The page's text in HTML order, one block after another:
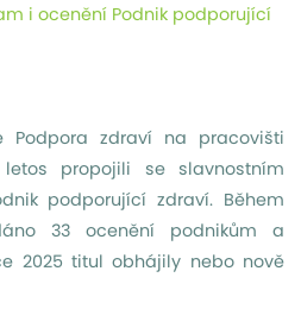
i ocenění Podnik podporující
Podpora zdraví na pracovišti
propojili se slavnostním
podporující zdraví. Během
33 ocenění podnikům a
2025 titul obhájily nebo nově